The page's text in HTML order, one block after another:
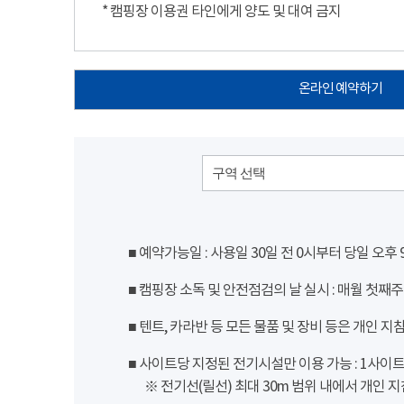
* 캠핑장 이용권 타인에게 양도 및 대여 금지
온라인 예약하기
구역 선택
■ 예약가능일 : 사용일 30일 전 0시부터 당일 오후
■ 캠핑장 소독 및 안전점검의 날 실시 : 매월 첫째
■ 텐트, 카라반 등 모든 물품 및 장비 등은 개인 지
■ 사이트당 지정된 전기시설만 이용 가능 : 1사이
※ 전기선(릴선) 최대 30m 범위 내에서 개인 지